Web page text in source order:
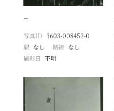
−
写真ID 3603-008452-0
駅 なし 路線 なし
撮影日
不明